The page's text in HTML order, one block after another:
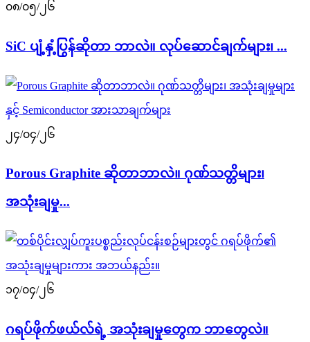
၀၈/၀၅/၂၆
SiC ပျံ့နှံ့ပြွန်ဆိုတာ ဘာလဲ။ လုပ်ဆောင်ချက်များ၊ ...
၂၄/၀၄/၂၆
Porous Graphite ဆိုတာဘာလဲ။ ဂုဏ်သတ္တိများ၊
အသုံးချမှု...
၁၇/၀၄/၂၆
ဂရပ်ဖိုက်ဖယ်လ်ရဲ့ အသုံးချမှုတွေက ဘာတွေလဲ။